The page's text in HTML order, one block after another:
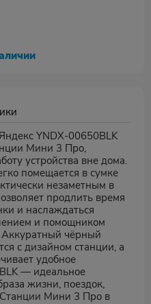
YNDX-00650BLK
Мини 3 Про,
устройства вне дома.
помещается в сумке
незаметным в
продлить время
и наслаждаться
и помощником
Аккуратный чёрный
с дизайном станции, а
удобное
— идеальное
жизни, поездок,
Мини 3 Про в